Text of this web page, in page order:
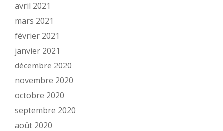
avril 2021
mars 2021
février 2021
janvier 2021
décembre 2020
novembre 2020
octobre 2020
septembre 2020
août 2020